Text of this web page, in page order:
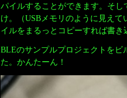
パイルすることができます。そ
け。（USBメモリのように見え
イルをまるっとコピーすれば書き
BLEのサンプルプロジェクトをビ
た。かんたーん！